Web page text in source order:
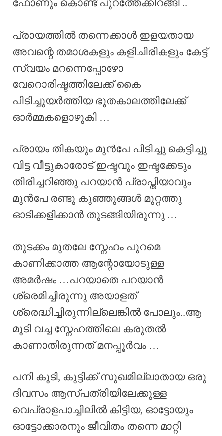
ഫോണും കൊണ്ട് പുറത്തേക്കിറങ്ങി ..
പ്രായത്തിൽ തന്നെക്കാൾ ഇളയതായ
അവന്റെ തമാശകളും കളിചിരികളും കേട്ട്
സ്വയം മറന്നെപ്പോഴോ
വേറൊരിഷ്ടത്തിലേക്ക് കൈ
പിടിച്ചുയർത്തിയ ഭൂതകാലത്തിലേക്ക്
ഓർമ്മകളൊഴുകി …
പ്രായം തികയും മുൻപേ പിടിച്ചു കെട്ടിച്ചു
വിട്ട വീട്ടുകാരോട് ഇഷ്ടവും ഇഷ്ടക്കേടും
തിരിച്ചറിഞ്ഞു പറയാൻ പ്രാപ്തിയാവും
മുൻപേ രണ്ടു കുഞ്ഞുങ്ങൾ മുറ്റത്തു
ഓടിക്കളിക്കാൻ തുടങ്ങിയിരുന്നു …
തുടക്കം മുതലേ സ്നേഹം പുറമെ
കാണിക്കാത്ത ആന്റോയോടുള്ള
അമർഷം …പറയാതെ പറയാൻ
ശ്രെമിച്ചിരുന്നു അയാളത്
ശ്രെദ്ധിച്ചിരുന്നില്ലെങ്കിൽ പോലും..ആ
മൂടി വച്ച സ്നേഹത്തിലെ കരുതൽ
കാണാതിരുന്നത് മനപ്പൂർവം …
പനി കൂടി, കുട്ടിക്ക് സുഖമില്ലാതായ ഒരു
ദിവസം ആസ്പത്രിയിലേക്കുള്ള
വെപ്രാളപാച്ചിലിൽ കിട്ടിയ, ഓട്ടോയും
ഓട്ടോക്കാരനും ജീവിതം തന്നെ മാറ്റി